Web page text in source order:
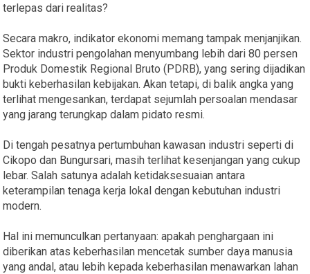
terlepas dari realitas?
Secara makro, indikator ekonomi memang tampak menjanjikan.
Sektor industri pengolahan menyumbang lebih dari 80 persen
Produk Domestik Regional Bruto (PDRB), yang sering dijadikan
bukti keberhasilan kebijakan. Akan tetapi, di balik angka yang
terlihat mengesankan, terdapat sejumlah persoalan mendasar
yang jarang terungkap dalam pidato resmi.
Di tengah pesatnya pertumbuhan kawasan industri seperti di
Cikopo dan Bungursari, masih terlihat kesenjangan yang cukup
lebar. Salah satunya adalah ketidaksesuaian antara
keterampilan tenaga kerja lokal dengan kebutuhan industri
modern.
Hal ini memunculkan pertanyaan: apakah penghargaan ini
diberikan atas keberhasilan mencetak sumber daya manusia
yang andal, atau lebih kepada keberhasilan menawarkan lahan